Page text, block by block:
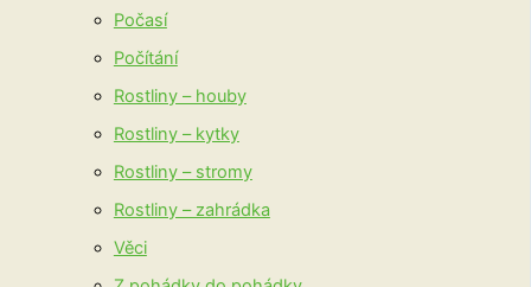
Počasí
Počítání
Rostliny – houby
Rostliny – kytky
Rostliny – stromy
Rostliny – zahrádka
Věci